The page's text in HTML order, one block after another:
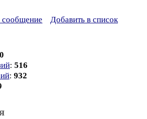
сообщение
Добавить в список
: 516
: 932